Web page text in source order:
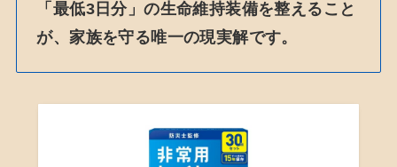
「最低3日分」の生命維持装備を整えること
が、家族を守る唯一の現実解です。